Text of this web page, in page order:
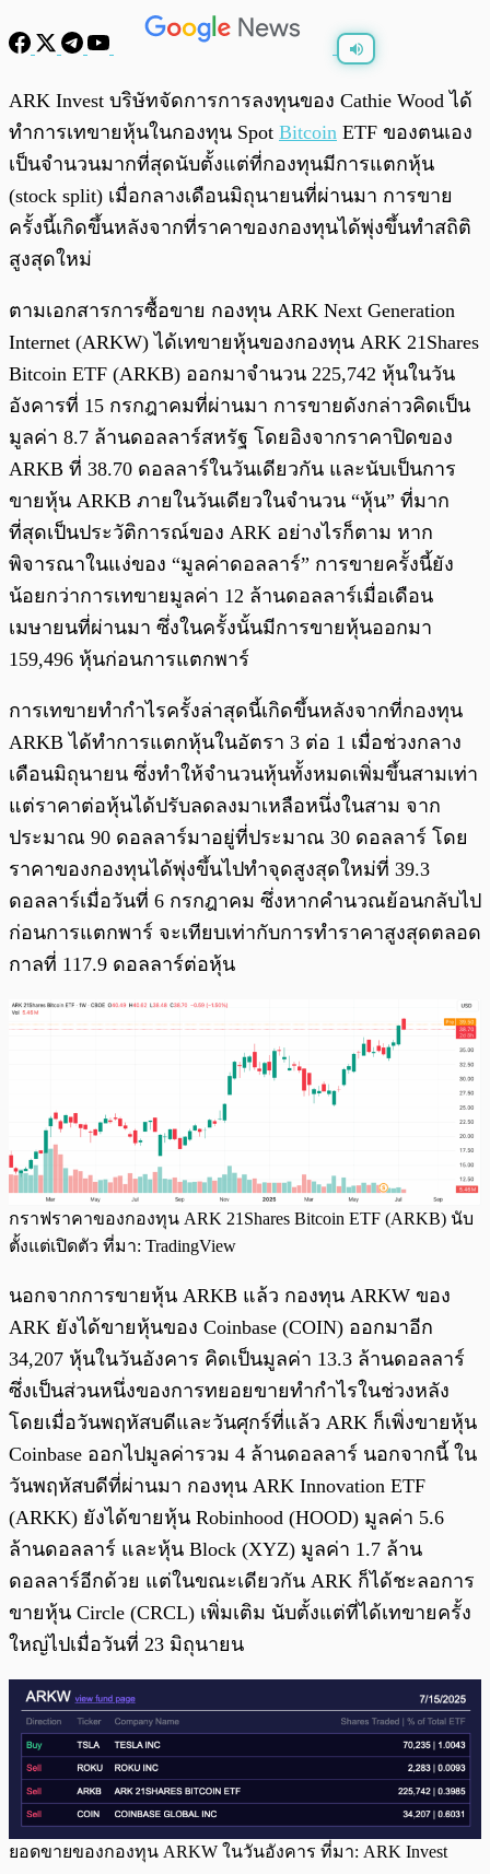
ARK Invest บริษัทจัดการการลงทุนของ Cathie Wood ได้
ทำการเทขายหุ้นในกองทุน Spot Bitcoin ETF ของตนเอง
เป็นจำนวนมากที่สุดนับตั้งแต่ที่กองทุนมีการแตกหุ้น
(stock split) เมื่อกลางเดือนมิถุนายนที่ผ่านมา การขาย
ครั้งนี้เกิดขึ้นหลังจากที่ราคาของกองทุนได้พุ่งขึ้นทำสถิติ
สูงสุดใหม่
ตามเอกสารการซื้อขาย กองทุน ARK Next Generation
Internet (ARKW) ได้เทขายหุ้นของกองทุน ARK 21Shares
Bitcoin ETF (ARKB) ออกมาจำนวน 225,742 หุ้นในวัน
อังคารที่ 15 กรกฎาคมที่ผ่านมา การขายดังกล่าวคิดเป็น
มูลค่า 8.7 ล้านดอลลาร์สหรัฐ โดยอิงจากราคาปิดของ
ARKB ที่ 38.70 ดอลลาร์ในวันเดียวกัน และนับเป็นการ
ขายหุ้น ARKB ภายในวันเดียวในจำนวน “หุ้น” ที่มาก
ที่สุดเป็นประวัติการณ์ของ ARK อย่างไรก็ตาม หาก
พิจารณาในแง่ของ “มูลค่าดอลลาร์” การขายครั้งนี้ยัง
น้อยกว่าการเทขายมูลค่า 12 ล้านดอลลาร์เมื่อเดือน
เมษายนที่ผ่านมา ซึ่งในครั้งนั้นมีการขายหุ้นออกมา
159,496 หุ้นก่อนการแตกพาร์
การเทขายทำกำไรครั้งล่าสุดนี้เกิดขึ้นหลังจากที่กองทุน
ARKB ได้ทำการแตกหุ้นในอัตรา 3 ต่อ 1 เมื่อช่วงกลาง
เดือนมิถุนายน ซึ่งทำให้จำนวนหุ้นทั้งหมดเพิ่มขึ้นสามเท่า
แต่ราคาต่อหุ้นได้ปรับลดลงมาเหลือหนึ่งในสาม จาก
ประมาณ 90 ดอลลาร์มาอยู่ที่ประมาณ 30 ดอลลาร์ โดย
ราคาของกองทุนได้พุ่งขึ้นไปทำจุดสูงสุดใหม่ที่ 39.3
ดอลลาร์เมื่อวันที่ 6 กรกฎาคม ซึ่งหากคำนวณย้อนกลับไป
ก่อนการแตกพาร์ จะเทียบเท่ากับการทำราคาสูงสุดตลอด
กาลที่ 117.9 ดอลลาร์ต่อหุ้น
กราฟราคาของกองทุน ARK 21Shares Bitcoin ETF (ARKB) นับ
ตั้งแต่เปิดตัว ที่มา: TradingView
นอกจากการขายหุ้น ARKB แล้ว กองทุน ARKW ของ
ARK ยังได้ขายหุ้นของ Coinbase (COIN) ออกมาอีก
34,207 หุ้นในวันอังคาร คิดเป็นมูลค่า 13.3 ล้านดอลลาร์
ซึ่งเป็นส่วนหนึ่งของการทยอยขายทำกำไรในช่วงหลัง
โดยเมื่อวันพฤหัสบดีและวันศุกร์ที่แล้ว ARK ก็เพิ่งขายหุ้น
Coinbase ออกไปมูลค่ารวม 4 ล้านดอลลาร์ นอกจากนี้ ใน
วันพฤหัสบดีที่ผ่านมา กองทุน ARK Innovation ETF
(ARKK) ยังได้ขายหุ้น Robinhood (HOOD) มูลค่า 5.6
ล้านดอลลาร์ และหุ้น Block (XYZ) มูลค่า 1.7 ล้าน
ดอลลาร์อีกด้วย แต่ในขณะเดียวกัน ARK ก็ได้ชะลอการ
ขายหุ้น Circle (CRCL) เพิ่มเติม นับตั้งแต่ที่ได้เทขายครั้ง
ใหญ่ไปเมื่อวันที่ 23 มิถุนายน
ยอดขายของกองทุน ARKW ในวันอังคาร ที่มา: ARK Invest